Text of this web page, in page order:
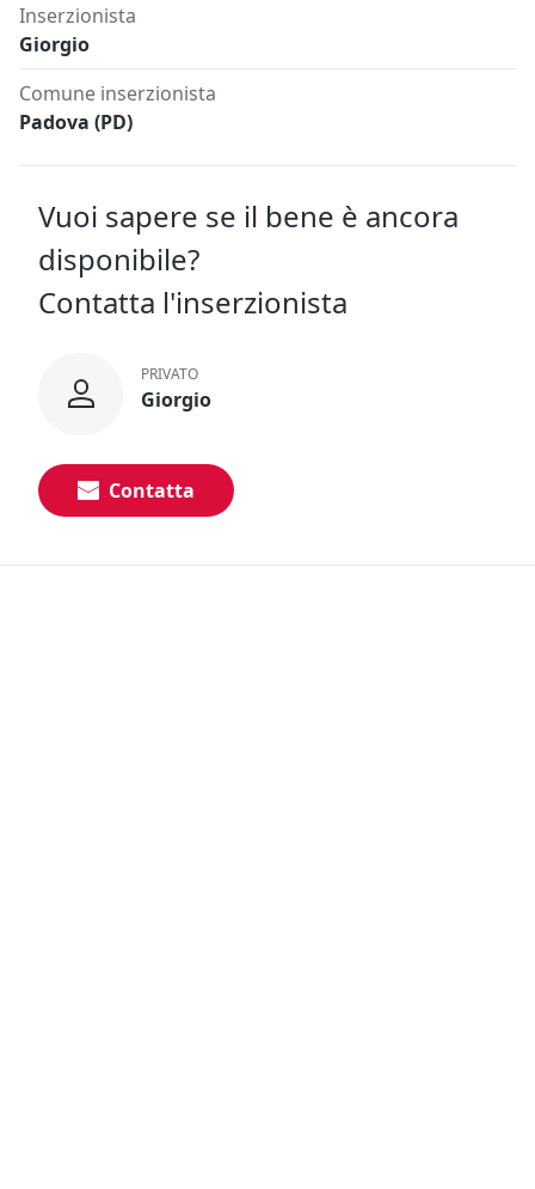
Inserzionista
Giorgio
Comune inserzionista
Padova (PD)
Vuoi sapere se il bene è ancora
disponibile?
Contatta l'inserzionista
PRIVATO
Giorgio
Contatta